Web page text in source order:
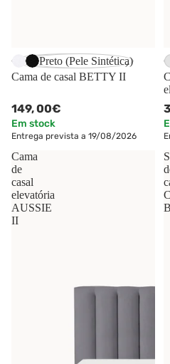
Branco (Pele Sintética)
Preto (Pele Sintética)
Cama de casal BETTY II
149,00€
Em stock
Entrega prevista a 19/08/2026
Cama
de
casal
elevatória
AUSSIE
II